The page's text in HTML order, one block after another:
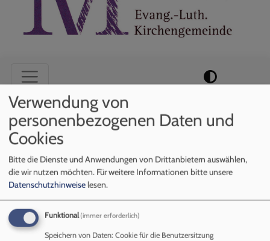
Hauptnavigation
Startseite Taufe
Taufe
Ihr Weg zur Taufe
Verwendung von
personenbezogenen Daten und
Cookies
Bitte die Dienste und Anwendungen von Drittanbietern auswählen,
die wir nutzen möchten. Für weitere Informationen bitte unsere
Datenschutzhinweiselesen.
Funktional (immer erforderlich)
Speichern von Daten: Cookie für die Benutzersitzung